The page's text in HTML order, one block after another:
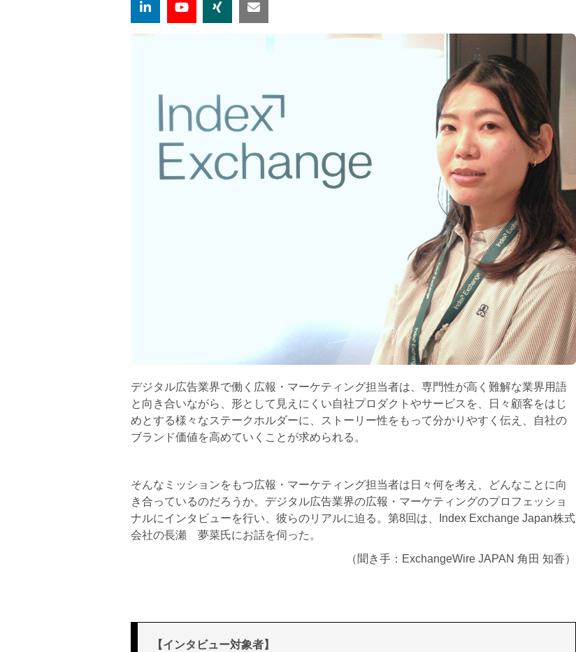
デジタル広告業界で働く広報・マーケティング担当者は、専門性が高く難解な業界用語
と向き合いながら、形として見えにくい自社プロダクトやサービスを、日々顧客をはじ
めとする様々なステークホルダーに、ストーリー性をもって分かりやすく伝え、自社の
ブランド価値を高めていくことが求められる。
そんなミッションをもつ広報・マーケティング担当者は日々何を考え、どんなことに向
き合っているのだろうか。デジタル広告業界の広報・マーケティングのプロフェッショ
ナルにインタビューを行い、彼らのリアルに迫る。第8回は、Index Exchange Japan株式
会社の長瀬 夢菜氏にお話を伺った。
（聞き手：ExchangeWire JAPAN 角田 知香）
【インタビュー対象者】